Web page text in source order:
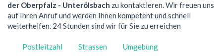
der Oberpfalz - Unterölsbach zu kontaktieren. Wir freuen uns
auf Ihren Anruf und werden Ihnen kompetent und schnell
weiterhelfen. 24 Stunden sind wir für Sie zu erreichen
Postleitzahl Strassen Umgebung